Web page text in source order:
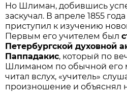
Но Шлиман, добившись
заскучал. В апреле 1855
приступил к изучению
Первым его учителем был
Петербургской духовной
Паппадакис, который по
Шлиманом по обычной его
читал вслух, «учитель»
произношение и объяснял